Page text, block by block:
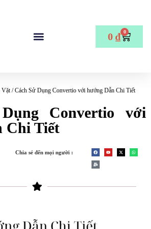
0 ₫ 0
Vặt/ Cách Sử Dụng Convertio với hướng Dẫn Chi Tiết
Convertio với
Chi Tiết
Chia sẻ đến mọi người :